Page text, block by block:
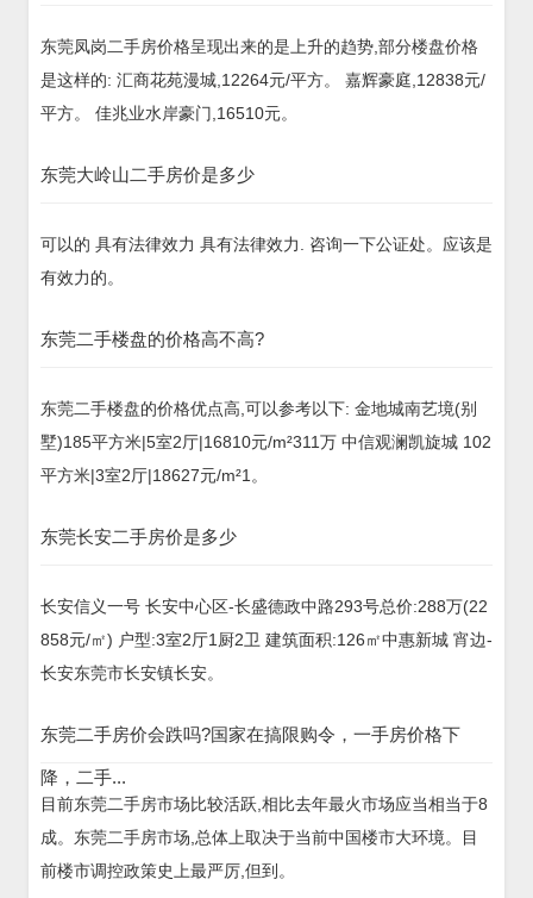
东莞凤岗二手房价格呈现出来的是上升的趋势,部分楼盘价格
是这样的: 汇商花苑漫城,12264元/平方。 嘉辉豪庭,12838元/
平方。 佳兆业水岸豪门,16510元。
东莞大岭山二手房价是多少
可以的 具有法律效力 具有法律效力. 咨询一下公证处。应该是
有效力的。
东莞二手楼盘的价格高不高?
东莞二手楼盘的价格优点高,可以参考以下: 金地城南艺境(别
墅)185平方米|5室2厅|16810元/m²311万 中信观澜凯旋城 102
平方米|3室2厅|18627元/m²1。
东莞长安二手房价是多少
长安信义一号 长安中心区-长盛德政中路293号总价:288万(22
858元/㎡) 户型:3室2厅1厨2卫 建筑面积:126㎡中惠新城 宵边-
长安东莞市长安镇长安。
东莞二手房价会跌吗?国家在搞限购令，一手房价格下
降，二手...
目前东莞二手房市场比较活跃,相比去年最火市场应当相当于8
成。东莞二手房市场,总体上取决于当前中国楼市大环境。目
前楼市调控政策史上最严厉,但到。